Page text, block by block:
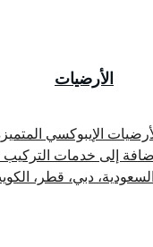
الأرضيات
الإيبوكسي
إلى خدمات
السعودية، دبي، قطر،